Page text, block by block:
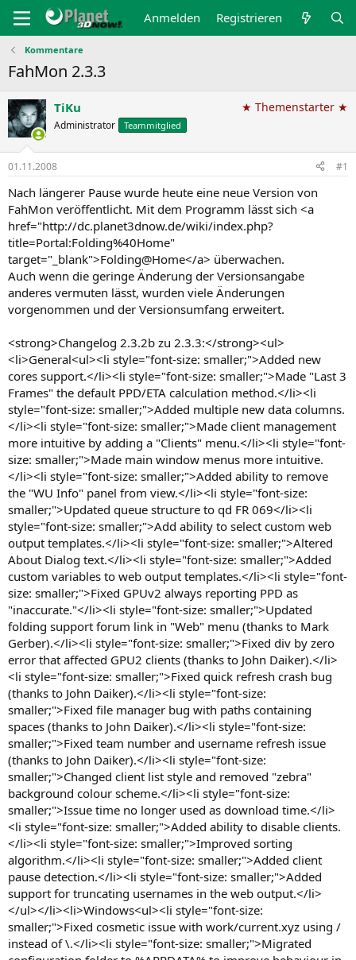
Anmelden Registrieren
Kommentare
FahMon 2.3.3
TiKu
Administrator Teammitglied
★ Themenstarter ★
01.11.2008 #1
Nach längerer Pause wurde heute eine neue Version von
FahMon veröffentlicht. Mit dem Programm lässt sich <a
href="http://dc.planet3dnow.de/wiki/index.php?
title=Portal:Folding%40Home"
target="_blank">Folding@Home</a> überwachen.
Auch wenn die geringe Änderung der Versionsangabe
anderes vermuten lässt, wurden viele Änderungen
vorgenommen und der Versionsumfang erweitert.
<strong>Changelog 2.3.2b zu 2.3.3:</strong><ul>
<li>General<ul><li style="font-size: smaller;">Added new
cores support.</li><li style="font-size: smaller;">Made "Last 3
Frames" the default PPD/ETA calculation method.</li><li
style="font-size: smaller;">Added multiple new data columns.
</li><li style="font-size: smaller;">Made client management
more intuitive by adding a "Clients" menu.</li><li style="font-
size: smaller;">Made main window menus more intuitive.
</li><li style="font-size: smaller;">Added ability to remove
the "WU Info" panel from view.</li><li style="font-size:
smaller;">Updated queue structure to qd FR 069</li><li
style="font-size: smaller;">Add ability to select custom web
output templates.</li><li style="font-size: smaller;">Altered
About Dialog text.</li><li style="font-size: smaller;">Added
custom variables to web output templates.</li><li style="font-
size: smaller;">Fixed GPUv2 always reporting PPD as
"inaccurate."</li><li style="font-size: smaller;">Updated
folding support forum link in "Web" menu (thanks to Mark
Gerber).</li><li style="font-size: smaller;">Fixed div by zero
error that affected GPU2 clients (thanks to John Daiker).</li>
<li style="font-size: smaller;">Fixed quick refresh crash bug
(thanks to John Daiker).</li><li style="font-size:
smaller;">Fixed file manager bug with paths containing
spaces (thanks to John Daiker).</li><li style="font-size:
smaller;">Fixed team number and username refresh issue
(thanks to John Daiker).</li><li style="font-size:
smaller;">Changed client list style and removed "zebra"
background colour scheme.</li><li style="font-size:
smaller;">Issue time no longer used as download time.</li>
<li style="font-size: smaller;">Added ability to disable clients.
</li><li style="font-size: smaller;">Improved sorting
algorithm.</li><li style="font-size: smaller;">Added client
pause detection.</li><li style="font-size: smaller;">Added
support for truncating usernames in the web output.</li>
</ul></li><li>Windows<ul><li style="font-size:
smaller;">Fixed cosmetic issue with work/current.xyz using /
instead of \.</li><li style="font-size: smaller;">Migrated